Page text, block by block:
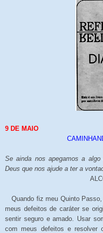
9 DE MAIO
Se ainda nos apegamos a
Deus que nos ajude a ter a
Quando fiz meu Quinto
meus defeitos de caráter se
sentir seguro e amado. Usar
com meus defeitos e resolver